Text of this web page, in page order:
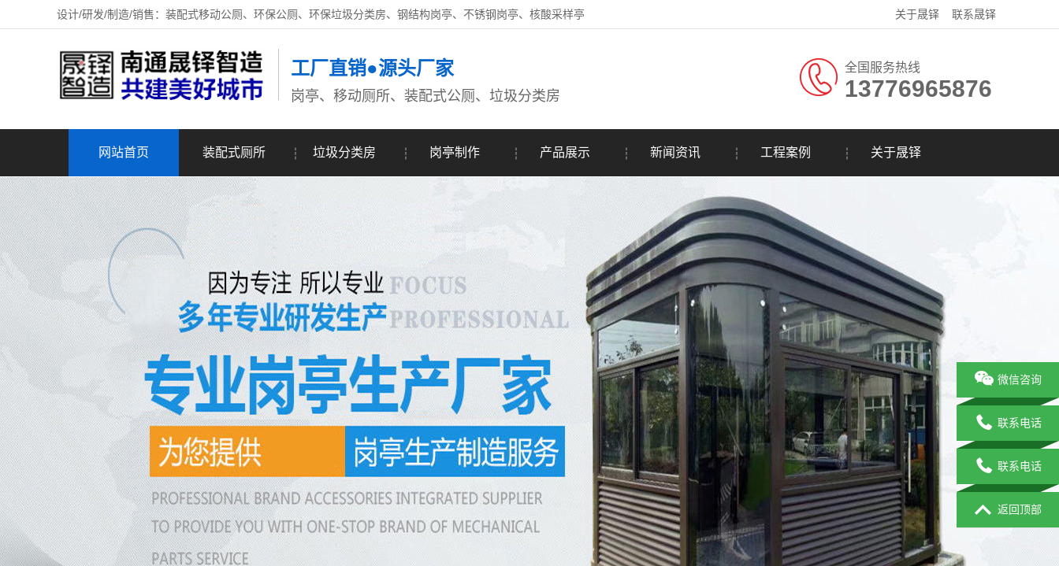
设计/研发/制造/销售：装配式移动公厕、环保公厕、环保垃圾分类房、钢结构岗亭、不锈钢岗亭、核酸采样亭 关于晟铎 联系晟铎
工厂直销●源头厂家
岗亭、移动厕所、装配式公厕、垃圾分类房
全国服务热线
13776965876
网站首页 装配式厕所 垃圾分类房 岗亭制作 产品展示 新闻资讯 工程案例 关于晟铎
微信咨询
联系电话
联系电话
返回顶部